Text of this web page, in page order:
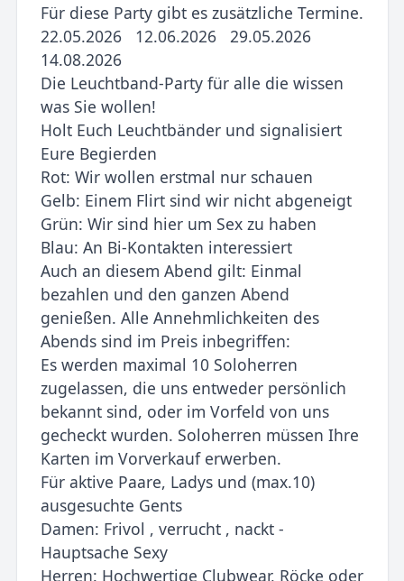
Für diese Party gibt es zusätzliche Termine.
22.05.2026 12.06.2026 29.05.2026
14.08.2026
Die Leuchtband-Party für alle die wissen
was Sie wollen!
Holt Euch Leuchtbänder und signalisiert
Eure Begierden
Rot: Wir wollen erstmal nur schauen
Gelb: Einem Flirt sind wir nicht abgeneigt
Grün: Wir sind hier um Sex zu haben
Blau: An Bi-Kontakten interessiert
Auch an diesem Abend gilt: Einmal
bezahlen und den ganzen Abend
genießen. Alle Annehmlichkeiten des
Abends sind im Preis inbegriffen:
Es werden maximal 10 Soloherren
zugelassen, die uns entweder persönlich
bekannt sind, oder im Vorfeld von uns
gecheckt wurden. Soloherren müssen Ihre
Karten im Vorverkauf erwerben.
Für aktive Paare, Ladys und (max.10)
ausgesuchte Gents
Damen: Frivol , verrucht , nackt -
Hauptsache Sexy
Herren: Hochwertige Clubwear, Röcke oder